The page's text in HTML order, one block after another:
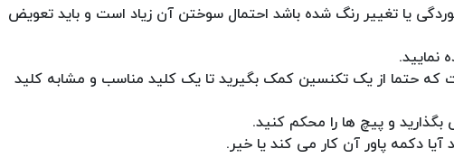
یا تغییر رنگ شده باشد احتمال سوختن آن زیاد است و باید تعویض
نمایید.
که حتما از یک تکنسین کمک بگیرید تا یک کلید مناسب و مشابه کلید
بگذارید و پیچ ها را محکم کنید.
دکمه پاور آن کار می کند یا خیر.